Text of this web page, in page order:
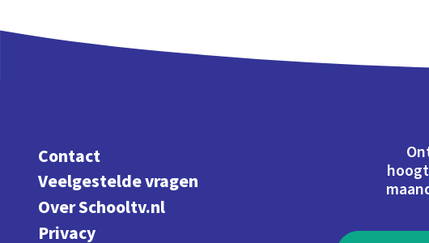
Contact
Veelgestelde vragen
Over Schooltv.nl
Privacy